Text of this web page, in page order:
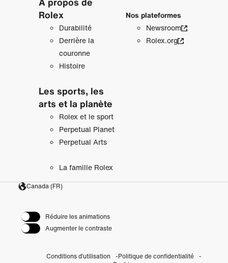
Rolex
Durabilité
Derrière la
couronne
Histoire
Les sports, les
arts et la planète
Rolex et le sport
Perpetual Planet
Perpetual Arts
La famille Rolex
Nos plateformes
Newsroom
Rolex.org
Canada (FR)
Réduire les animations
Augmenter le contraste
Conditions d’utilisation
Politique de confidentialité